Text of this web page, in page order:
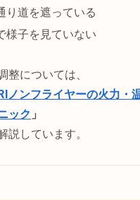
り道を遮っている
様子を見ていない
整については、
ノンフライヤーの火力・
ック 」
説しています。